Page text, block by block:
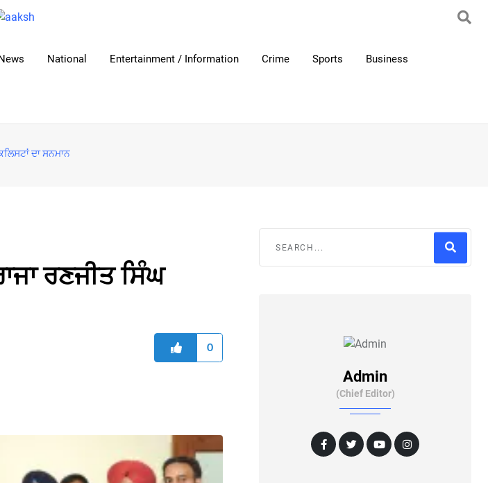
National Entertainment / Information Crime Sports Business
ਦਾ ਸਨਮਾਨ
ਰਣਜੀਤ ਸਿੰਘ
0
Admin
(Chief Editor)